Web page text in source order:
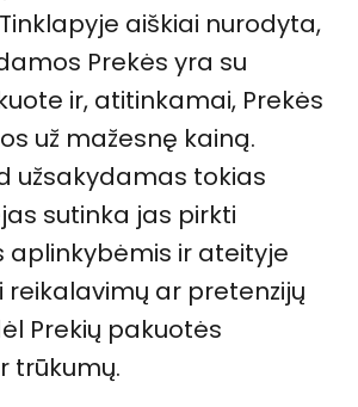
aiškiai nurodyta,
Prekės yra su
ir, atitinkamai, Prekės
už mažesnę kainą.
užsakydamas tokias
sutinka jas pirkti
aplinkybėmis ir ateityje
reikalavimų ar pretenzijų
Prekių pakuotės
trūkumų.